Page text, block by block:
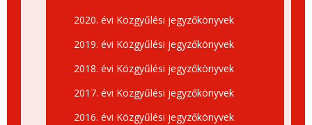
2020. évi Közgyűlési jegyzőkönyvek
2019. évi Közgyűlési jegyzőkönyvek
2018. évi Közgyűlési jegyzőkönyvek
2017. évi Közgyűlési jegyzőkönyvek
2016. évi Közgyűlési jegyzőkönyvek